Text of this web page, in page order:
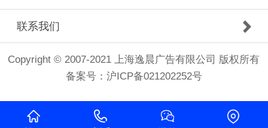
联系我们
Copyright © 2007-2021 上海逸晨广告有限公司 版权所有
备案号： 沪ICP备021202252号